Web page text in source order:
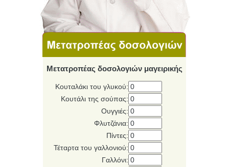
Μετατροπέας δοσολογιών μαγειρικής
Κουταλάκι του γλυκού:
Κουτάλι της σούπας:
Ουγγιές:
Φλυτζάνια:
Πίντες:
Τέταρτα του γαλλονιού:
Γαλλόνι: